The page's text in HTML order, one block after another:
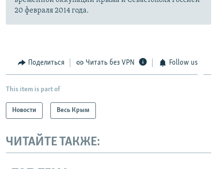
20 февраля 2014 года.
Поделиться Читать без VPN Follow us
This item is part of
Новости Весь Крым
ЧИТАЙТЕ ТАКЖЕ: